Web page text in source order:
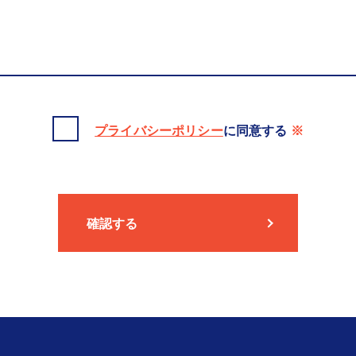
プライバシーポリシーに同意する ※
確認する
確認する